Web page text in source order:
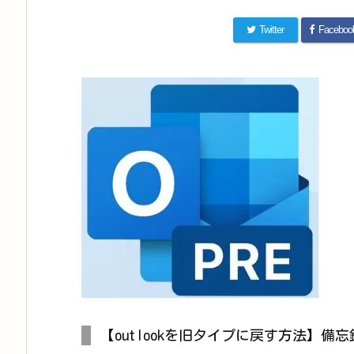
Twitter
【outlookを旧タイプに戻す方法】備忘